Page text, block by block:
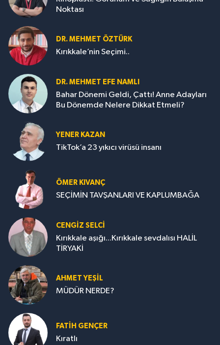
Noktası
DR. MEHMET ÖZTÜRK
Kırıkkale’nin Seçimi..
DR. MEHMET EFE NAMLI
Bahar Dönemi Geldi, Çattı! Anne Adayları
Bu Dönemde Nelere Dikkat Etmeli?
YENER KAZAN
TikTok’a 23 yıkıcı virüsü insanı
ÖMER KIVANÇ
SEÇİMİN TAVŞANLARI VE KAPLUMBAĞA
CENGİZ SELCİ
Kırıkkale aşığı...Kırıkkale sevdalısı HALİL
TİRYAKİ
AHMET YEŞİL
MÜDÜR NERDE?
FATIH GENÇER
Kıratlı